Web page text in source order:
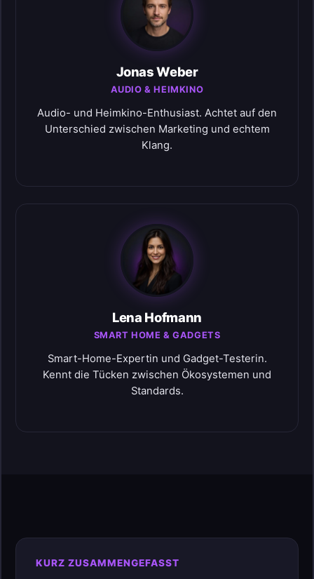
Jonas Weber
AUDIO & HEIMKINO
Audio- und Heimkino-Enthusiast. Achtet auf den
Unterschied zwischen Marketing und echtem
Klang.
Lena Hofmann
SMART HOME & GADGETS
Smart-Home-Expertin und Gadget-Testerin.
Kennt die Tücken zwischen Ökosystemen und
Standards.
KURZ ZUSAMMENGEFASST